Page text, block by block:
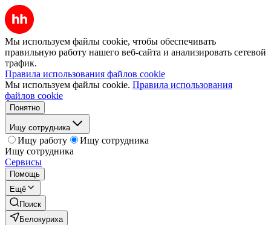
Мы используем файлы cookie, чтобы обеспечивать
правильную работу нашего веб-сайта и анализировать сетевой
трафик.
Правила использования файлов cookie
Мы используем файлы cookie. Правила использования
файлов cookie
Понятно
Ищу сотрудника
Ищу работу
Ищу сотрудника
Ищу сотрудника
Сервисы
Помощь
Ещё
Поиск
Белокуриха